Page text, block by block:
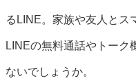
るLINE。家族や友人とス
LINEの無料通話やトーク
ないでしょうか。